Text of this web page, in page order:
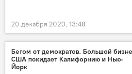
20 декабря 2020, 13:48
Бегом от демократов. Большой
США покидает Калифорнию и Нью-
Йорк